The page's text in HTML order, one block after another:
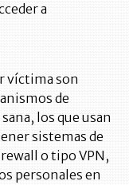
a
víctima son
de
los que usan
sistemas de
o tipo VPN,
personales en